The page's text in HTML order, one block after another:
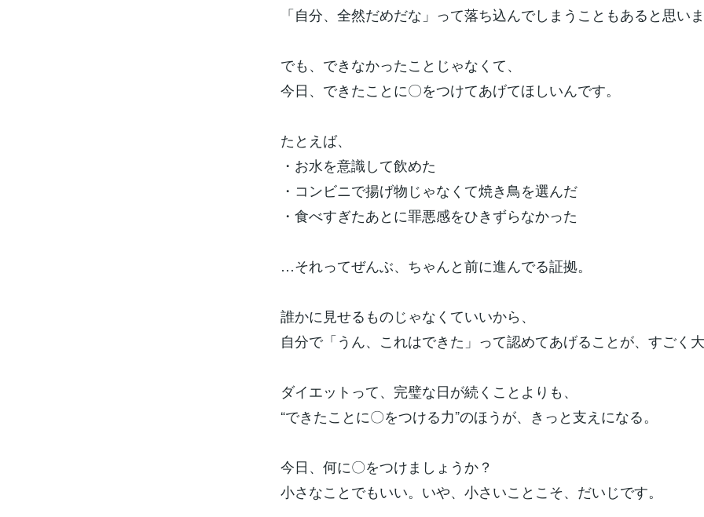
「自分、全然だめだな」って落ち込んでしまうこともあると思い
でも、できなかったことじゃなくて、
今日、できたことに〇をつけてあげてほしいんです。
たとえば、
・お水を意識して飲めた
・コンビニで揚げ物じゃなくて焼き鳥を選んだ
・食べすぎたあとに罪悪感をひきずらなかった
…それってぜんぶ、ちゃんと前に進んでる証拠。
誰かに見せるものじゃなくていいから、
自分で「うん、これはできた」って認めてあげることが、すごく
ダイエットって、完璧な日が続くことよりも、
“できたことに〇をつける力”のほうが、きっと支えになる。
今日、何に〇をつけましょうか？
小さなことでもいい。いや、小さいことこそ、だいじです。